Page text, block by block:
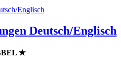
Deutsch/Englisch
✭